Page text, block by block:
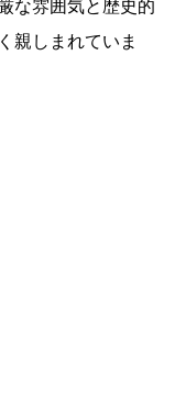
な雰囲気と歴史的
親しまれていま